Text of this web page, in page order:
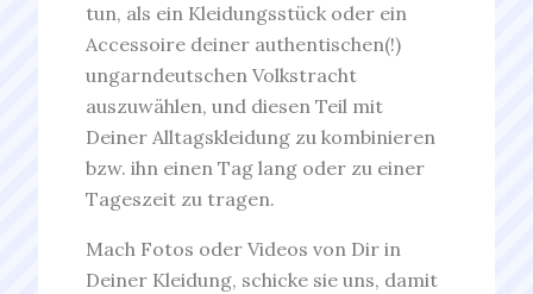
tun, als ein Kleidungsstück oder ein
Accessoire deiner authentischen(!)
ungarndeutschen Volkstracht
auszuwählen, und diesen Teil mit
Deiner Alltagskleidung zu kombinieren
bzw. ihn einen Tag lang oder zu einer
Tageszeit zu tragen.
Mach Fotos oder Videos von Dir in
Deiner Kleidung, schicke sie uns, damit